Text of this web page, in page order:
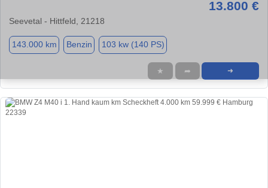
13.800 €
Seevetal - Hittfeld, 21218
143.000 km Benzin 103 kw (140 PS)
★ ➦ ➜